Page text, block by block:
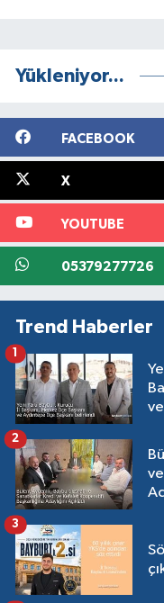
Yükleniyor...
FACEBOOK
X
YOUTUBE
05379277726
Trend Haberler
1
2
3